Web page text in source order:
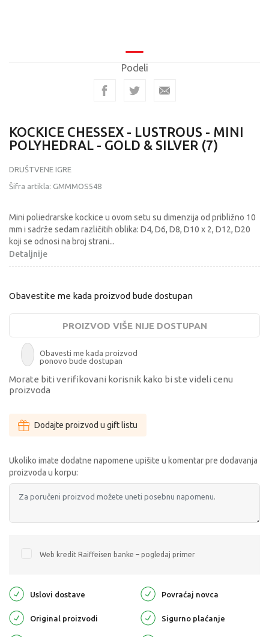
Podeli
KOCKICE CHESSEX - LUSTROUS - MINI
POLYHEDRAL - GOLD & SILVER (7)
DRUŠTVENE IGRE
Šifra artikla: GMMMOS548
Mini poliedrarske kockice u ovom setu su dimenzija od približno 10
mm i sadrže sedam različitih oblika: D4, D6, D8, D10 x 2, D12, D20
koji se odnosi na broj strani...
Detaljnije
Obavestite me kada proizvod bude dostupan
PROIZVOD VIŠE NIJE DOSTUPAN
Obavesti me kada proizvod
ponovo bude dostupan
Morate biti verifikovani korisnik kako bi ste videli cenu
proizvoda
Dodajte proizvod u gift listu
Ukoliko imate dodatne napomene upišite u komentar pre dodavanja
proizvoda u korpu:
Web kredit Raiffeisen banke – pogledaj primer
Uslovi dostave Povraćaj novca
Original proizvodi Sigurno plaćanje